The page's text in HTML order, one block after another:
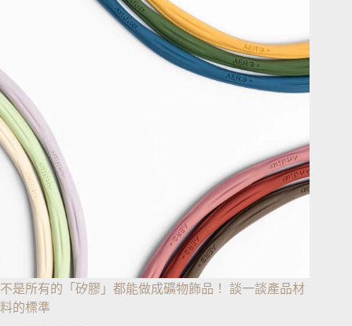
不是所有的「矽膠」都能做成礦物飾品！ 談一談產品材
料的標準